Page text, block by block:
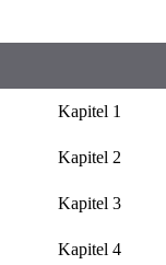
Kapitel 1
Kapitel 2
Kapitel 3
Kapitel 4